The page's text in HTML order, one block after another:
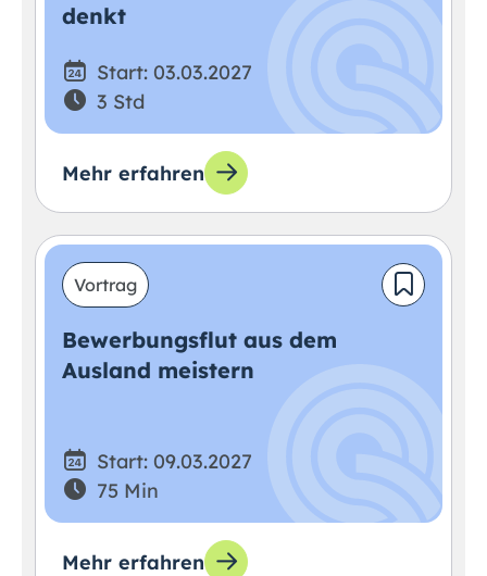
denkt
Start: 03.03.2027
3 Std
Mehr erfahren
Vortrag
Bewerbungsflut aus dem
Ausland meistern
Start: 09.03.2027
75 Min
Mehr erfahren